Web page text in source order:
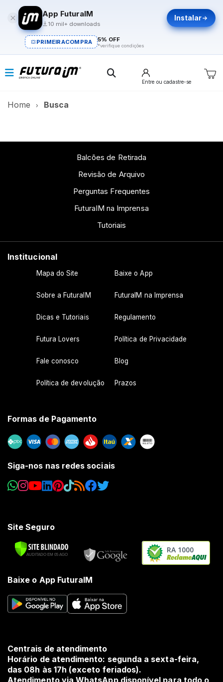
App FuturaIM
10 mil+ downloads
Instalar
PRIMEIRACOMPRA 5% OFF
*verifique condições
Entre ou cadastre-se
Home Busca
Balcões de Retirada
Revisão de Arquivo
Perguntas Frequentes
FuturaIM na Imprensa
Tutoriais
Institucional
Mapa do Site Baixe o App
Sobre a FuturaIM FuturaIM na Imprensa
Dicas e Tutoriais Regulamento
Futura Lovers Política de Privacidade
Fale conosco Blog
Política de devolução Prazos
Formas de Pagamento
Siga-nos nas redes sociais
Site Seguro
RA 1000
Baixe o App FuturaIM
Centrais de atendimento
Horário de atendimento: segunda a sexta-feira,
das 08h às 17h (exceto feriados).
Atendimento via WhatsApp disponível para todo o